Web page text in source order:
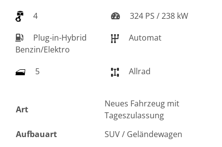
4
324 PS / 238 kW
Plug-in-Hybrid
Benzin/Elektro
Automat
5 Allrad
Art
Neues Fahrzeug mit
Tageszulassung
Aufbauart
SUV / Geländewagen